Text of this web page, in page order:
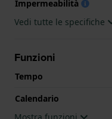
Impermeabilità
Vedi tutte le specifiche
Funzioni
Tempo
Calendario